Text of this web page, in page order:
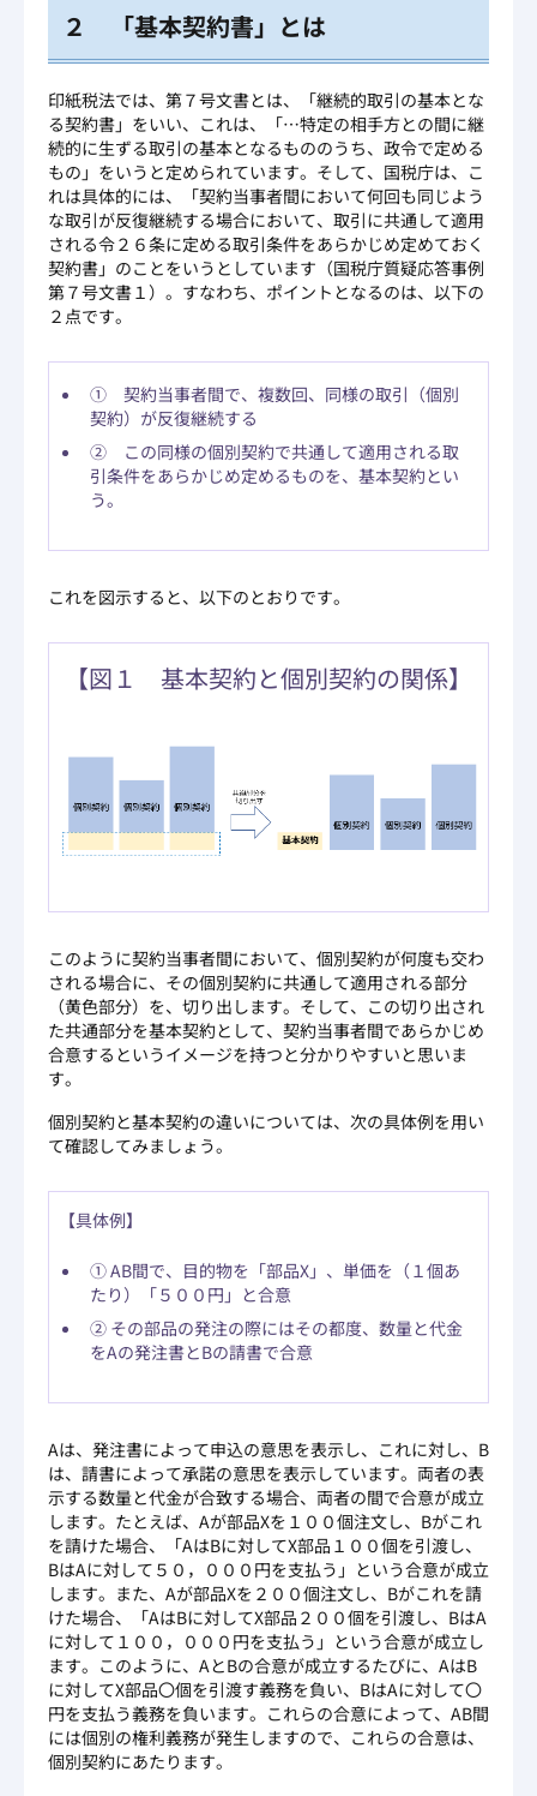
２ 「基本契約書」とは
印紙税法では、第７号文書とは、「継続的取引の基本とな
る契約書」をいい、これは、「…特定の相手方との間に継
続的に生ずる取引の基本となるもののうち、政令で定める
もの」をいうと定められています。そして、国税庁は、こ
れは具体的には、「契約当事者間において何回も同じよう
な取引が反復継続する場合において、取引に共通して適用
される令２６条に定める取引条件をあらかじめ定めておく
契約書」のことをいうとしています（国税庁質疑応答事例
第７号文書１）。すなわち、ポイントとなるのは、以下の
２点です。
① 契約当事者間で、複数回、同様の取引（個別
契約）が反復継続する
② この同様の個別契約で共通して適用される取
引条件をあらかじめ定めるものを、基本契約とい
う。
これを図示すると、以下のとおりです。
【図１ 基本契約と個別契約の関係】
このように契約当事者間において、個別契約が何度も交わ
される場合に、その個別契約に共通して適用される部分
（黄色部分）を、切り出します。そして、この切り出され
た共通部分を基本契約として、契約当事者間であらかじめ
合意するというイメージを持つと分かりやすいと思いま
す。
個別契約と基本契約の違いについては、次の具体例を用い
て確認してみましょう。
【具体例】
① AB間で、目的物を「部品X」、単価を（１個あ
たり）「５００円」と合意
② その部品の発注の際にはその都度、数量と代金
をAの発注書とBの請書で合意
Aは、発注書によって申込の意思を表示し、これに対し、B
は、請書によって承諾の意思を表示しています。両者の表
示する数量と代金が合致する場合、両者の間で合意が成立
します。たとえば、Aが部品Xを１００個注文し、Bがこれ
を請けた場合、「AはBに対してX部品１００個を引渡し、
BはAに対して５０，０００円を支払う」という合意が成立
します。また、Aが部品Xを２００個注文し、Bがこれを請
けた場合、「AはBに対してX部品２００個を引渡し、BはA
に対して１００，０００円を支払う」という合意が成立し
ます。このように、AとBの合意が成立するたびに、AはB
に対してX部品〇個を引渡す義務を負い、BはAに対して〇
円を支払う義務を負います。これらの合意によって、AB間
には個別の権利義務が発生しますので、これらの合意は、
個別契約にあたります。